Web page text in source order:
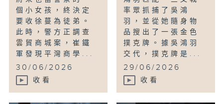
個小女孩，終決定
要收徐蔓為徒弟。
此時，警方正調查
雲貿商城案，崔鐵
軍發現平灣商學...
30/06/2026
收看
率眾抓捕了吳鴻
羽，並從她隨身物
品搜出了一張金色
撲克牌。據吳鴻羽
交代，撲克牌是...
29/06/2026
收看